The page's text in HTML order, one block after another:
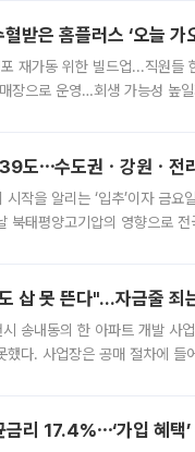
받은 홈플러스 ‘오늘 가
재가동 위한 빌드업...직원들
장으로 운영…회생 가능성 높
도⋯수도권ㆍ강원ㆍ전
시작을 알리는 ‘입추’이자 금
북태평양고기압의 영향으로
삽 못 뜬다"…자금줄
시 송내동의 한 아파트 개발 사
했다. 사업장은 공매 절차에
금리 17.4%⋯‘가입 혜택’